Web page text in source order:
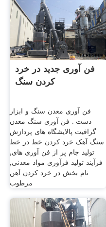
فن آوری جدید در خرد
کردن سنگ
فن آوری معدن سنگ و ابزار
دست . فن آوری سنگ معدن
گرافیت پالایشگاه های پردازش
سنگ آهک خرد کردن خط در خط
تولید جام پر از فن آوری های,
فرآیند تولید فرآوری مواد معدنی,
نام بخش در خرد کردن آهن
مرطوب